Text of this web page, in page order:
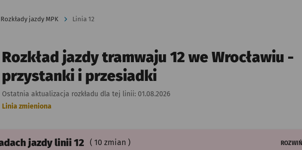
Rozkłady jazdy MPK Linia 12
Rozkład jazdy tramwaju 12 we Wrocławiu -
przystanki i przesiadki
Ostatnia aktualizacja rozkładu dla tej linii: 01.08.2026
Linia zmieniona
jazdylinii 12 ( 10 zmian )
ROZWIŃ